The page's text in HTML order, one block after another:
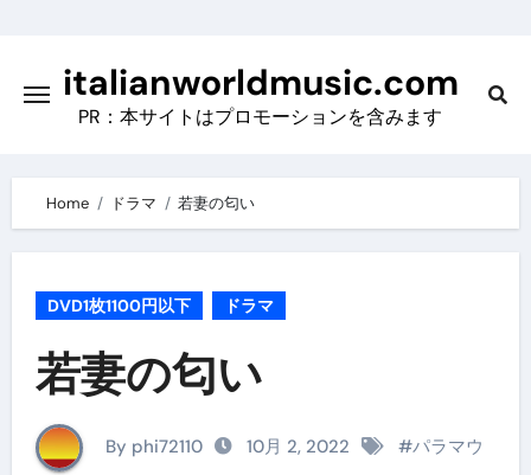
contentitalianworldmusic.com
PR：本サイトはプロモーションを含みます
Home ドラマ 若妻の匂い
DVD1枚1100円以下 ドラマ
若妻の匂い
By phi72110 10月 2, 2022 #パラマウ